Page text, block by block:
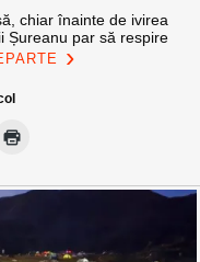
chiar înainte de ivirea
Șureanu par să respire